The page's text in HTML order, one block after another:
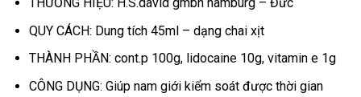
QUY CÁCH: Dung tích 45ml – dạng chai xịt
THÀNH PHẦN: cont.p 100g, lidocaine 10g, vitamin e 1g
CÔNG DỤNG: Giúp nam giới kiểm soát được thời gian